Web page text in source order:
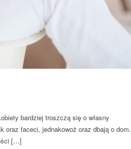
bardziej troszczą się o własny
oraz faceci, jednakowoż oraz dbają o dom.
[…]